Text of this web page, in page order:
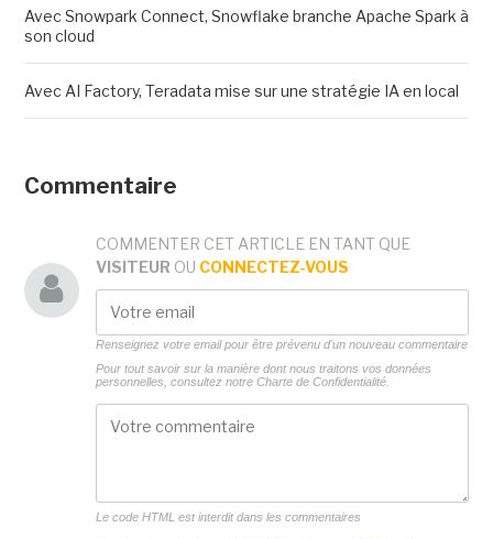
Avec Snowpark Connect, Snowflake branche Apache Spark à
son cloud
Avec AI Factory, Teradata mise sur une stratégie IA en local
Commentaire
COMMENTER CET ARTICLE EN TANT QUE
VISITEUR OU CONNECTEZ-VOUS
Renseignez votre email pour être prévenu d'un nouveau commentaire
Pour tout savoir sur la manière dont nous traitons vos données
personnelles, consultez notre Charte de Confidentialité.
Le code HTML est interdit dans les commentaires